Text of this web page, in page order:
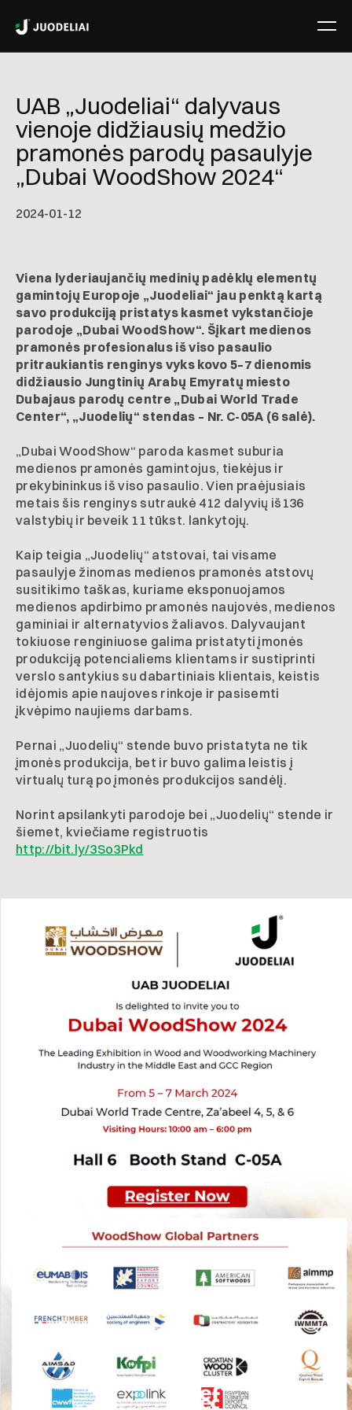
UAB „Juodeliai“ dalyvaus
vienoje didžiausių medžio
pramonės parodų pasaulyje
„Dubai WoodShow 2024“
2024-01-12
Viena lyderiaujančių medinių padėklų elementų
gamintojų Europoje „Juodeliai“ jau penktą kartą
savo produkciją pristatys kasmet vykstančioje
parodoje „Dubai WoodShow“. Šįkart medienos
pramonės profesionalus iš viso pasaulio
pritraukiantis renginys vyks kovo 5–7 dienomis
didžiausio Jungtinių Arabų Emyratų miesto
Dubajaus parodų centre „Dubai World Trade
Center“, „Juodelių“ stendas – Nr. C-05A (6 salė).
„Dubai WoodShow“ paroda kasmet suburia
medienos pramonės gamintojus, tiekėjus ir
prekybininkus iš viso pasaulio. Vien praėjusiais
metais šis renginys sutraukė 412 dalyvių iš136
valstybių ir beveik 11 tūkst. lankytojų.
Kaip teigia „Juodelių“ atstovai, tai visame
pasaulyje žinomas medienos pramonės atstovų
susitikimo taškas, kuriame eksponuojamos
medienos apdirbimo pramonės naujovės, medienos
gaminiai ir alternatyvios žaliavos. Dalyvaujant
tokiuose renginiuose galima pristatyti įmonės
produkciją potencialiems klientams ir sustiprinti
verslo santykius su dabartiniais klientais, keistis
idėjomis apie naujoves rinkoje ir pasisemti
įkvėpimo naujiems darbams.
Pernai „Juodelių“ stende buvo pristatyta ne tik
įmonės produkcija, bet ir buvo galima leistis į
virtualų turą po įmonės produkcijos sandėlį.
Norint apsilankyti parodoje bei „Juodelių“ stende ir
šiemet, kviečiame registruotis
http://bit.ly/3So3Pkd